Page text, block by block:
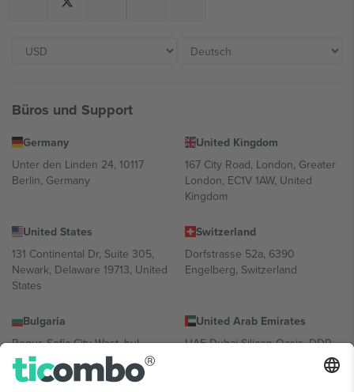
Büros und Support
Germany
Unter den Linden 24, 10117
Berlin, Germany
United Kingdom
167 City Road, London, Greater
London, EC1V 1AW, United
Kingdom
United States
131 Continental Dr, Suite 305,
Newark, Delaware 19713, United
States
Switzerland
Dorfstrasse 52a, 6390
Engelberg, Switzerland
Bulgaria
Regus Sofia City West, bul
Totleben 53-55, 1606 Sofia,
Bulgaria
United Arab Emirates
UAE Dubai Silicon Oasis, DDP
Building A1, Office 302, Dubai,